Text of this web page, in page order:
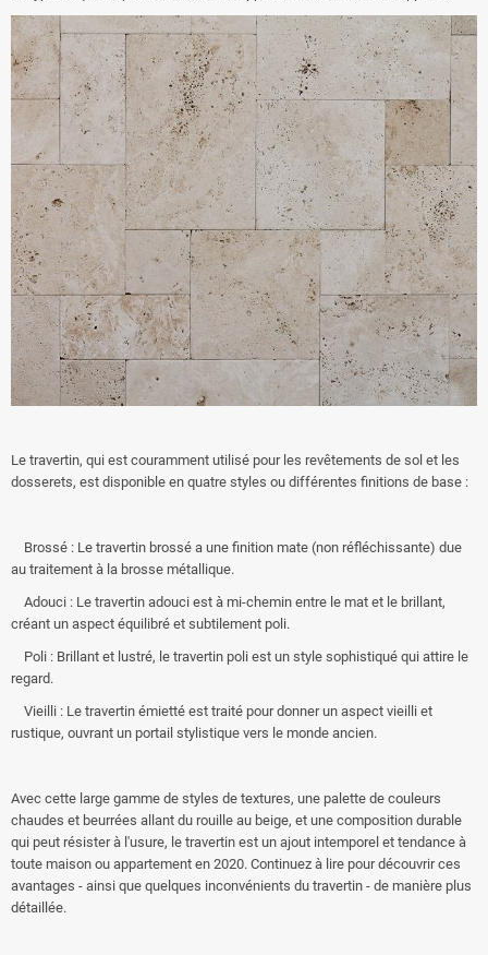
Le travertin, qui est couramment utilisé pour les revêtements de sol et les
dosserets, est disponible en quatre styles ou différentes finitions de base :
Brossé : Le travertin brossé a une finition mate (non réfléchissante) due
au traitement à la brosse métallique.
Adouci : Le travertin adouci est à mi-chemin entre le mat et le brillant,
créant un aspect équilibré et subtilement poli.
Poli : Brillant et lustré, le travertin poli est un style sophistiqué qui attire le
regard.
Vieilli : Le travertin émietté est traité pour donner un aspect vieilli et
rustique, ouvrant un portail stylistique vers le monde ancien.
Avec cette large gamme de styles de textures, une palette de couleurs
chaudes et beurrées allant du rouille au beige, et une composition durable
qui peut résister à l'usure, le travertin est un ajout intemporel et tendance à
toute maison ou appartement en 2020. Continuez à lire pour découvrir ces
avantages - ainsi que quelques inconvénients du travertin - de manière plus
détaillée.